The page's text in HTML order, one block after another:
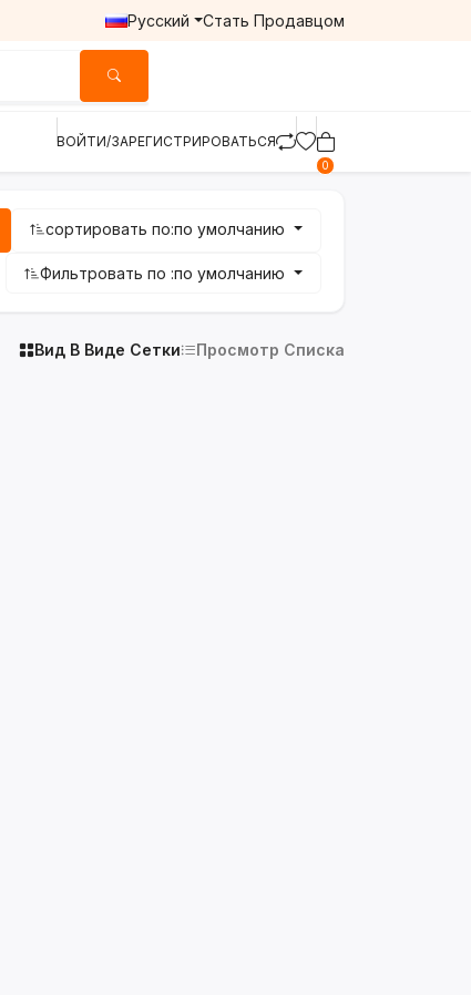
Русский Стать Продавцом
ВОЙТИ/ЗАРЕГИСТРИРОВАТЬСЯ
0
сортировать по:по умолчанию
Фильтровать по :по умолчанию
Вид В Виде Сетки Просмотр Списка